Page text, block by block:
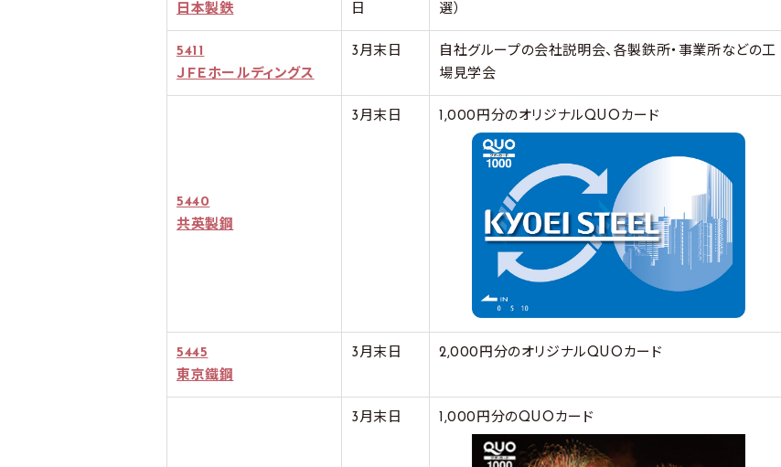
日本製鉄
日
選）
5411
ＪＦＥホールディングス
3月末日
自社グループの会社説明会、各製鉄所・事業所などの工
場見学会
5440
共英製鋼
3月末日 1,000円分のオリジナルQUOカード
5445
東京鐵鋼
3月末日 2,000円分のオリジナルQUOカード
3月末日 1,000円分のQUOカード